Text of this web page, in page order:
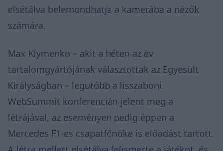
elsétálva belemondhatja a kamerába a nézők
számára.
Max Klymenko – akit a héten az év
tartalomgyártójának választottak az Egyesült
Királyságban – legutóbb a lisszaboni
WebSummit konferencián jelent meg a
létrájával, az eseményen pedig éppen a
Mercedes F1-es csapatfőnöke is előadást tartott.